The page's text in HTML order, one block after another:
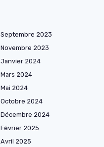
Septembre 2023
Novembre 2023
Janvier 2024
Mars 2024
Mai 2024
Octobre 2024
Décembre 2024
Février 2025
Avril 2025